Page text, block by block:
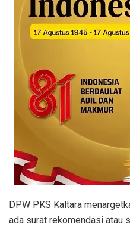
DPW PKS Kaltara
ada surat rekomendasi atau